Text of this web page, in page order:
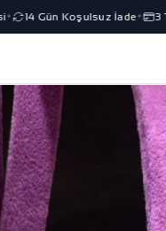
14 Gün Koşulsuz İade ✦ 3